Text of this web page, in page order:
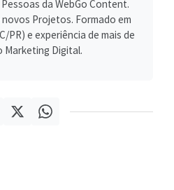
da WebGo Content.
novos Projetos. Formado em
PR) e experiência de mais de
Marketing Digital.